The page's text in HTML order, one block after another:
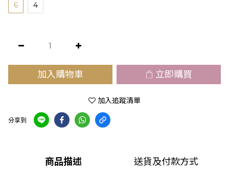
6 4
加入購物車 立即購買
加入追蹤清單
分享到
商品描述 送貨及付款方式